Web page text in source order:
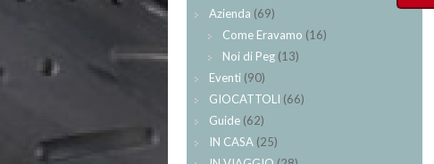
Azienda (69)
Come Eravamo (16)
Noi di Peg (13)
Eventi (90)
GIOCATTOLI (66)
Guide (62)
IN CASA (25)